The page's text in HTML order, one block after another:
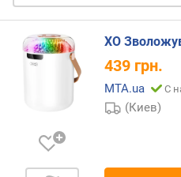
в
л
а
ж
е
п
XO
439 грн.
MTA.ua С
(Киев)